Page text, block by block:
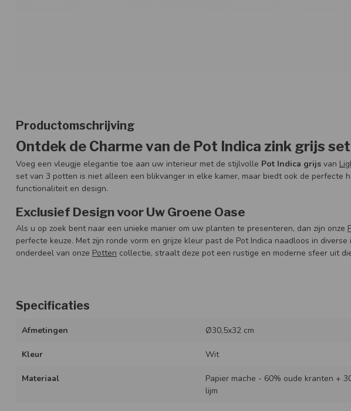
Productomschrijving
Ontdek de Charme van de Pot Indica zink grijs
Voeg een vleugje elegantie toe aan uw interieur met de stijlvolle Pot Indica grijs van
set van 3 potten is niet alleen een blikvanger in elke kamer, maar biedt ook de perfecte
functionaliteit en design.
Exclusief Design voor Uw Groene Oase
Als u op zoek bent naar een unieke manier om uw planten te presenteren, dan zijn onze
perfecte keuze. Met zijn ronde vorm en grijze kleur past de Pot Indica naadloos in
onderdeel van onze Potten collectie, straalt deze pot een rustige en moderne sfeer uit
Specificaties
Afmetingen Ø30,5x32 cm
Kleur Wit
Materiaal
Papier mache - 60% oude kranten +
lijm